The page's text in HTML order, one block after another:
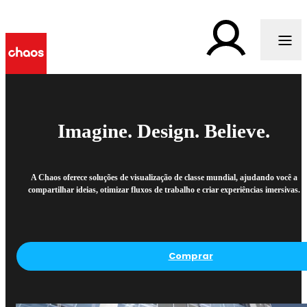
Imagine. Design. Believe.
A Chaos oferece soluções de visualização de classe mundial, ajudando você a
compartilhar ideias, otimizar fluxos de trabalho e criar experiências imersivas.
Comprar